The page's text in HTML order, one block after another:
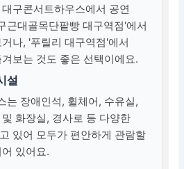
구콘서트하우스에서 공연
근대골목단팥빵 대구역점'에서
나, '푸릴리 대구역점'에서
보는 것도 좋은 선택이에요.
설
는 장애인석, 휠체어, 수유실,
화장실, 경사로 등 다양한
있어 모두가 편안하게 관람할
있어요.